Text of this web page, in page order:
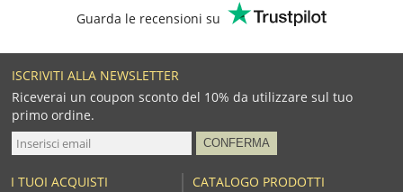
Guarda le recensioni su
ISCRIVITI ALLA NEWSLETTER
Riceverai un coupon sconto del 10% da utilizzare sul tuo
primo ordine.
CATALOGO PRODOTTI
I TUOI ACQUISTI